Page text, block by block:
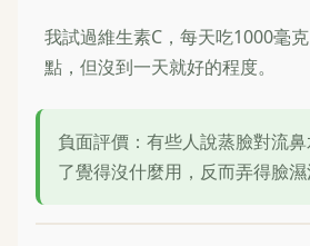
我試過維生素C，每天吃1000毫
點，但沒到一天就好的程度。
負面評價：有些人說蒸臉對流
了覺得沒什麼用，反而弄得臉濕